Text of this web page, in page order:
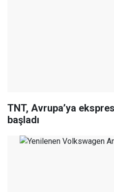
TNT, Avrupa’ya
başladı